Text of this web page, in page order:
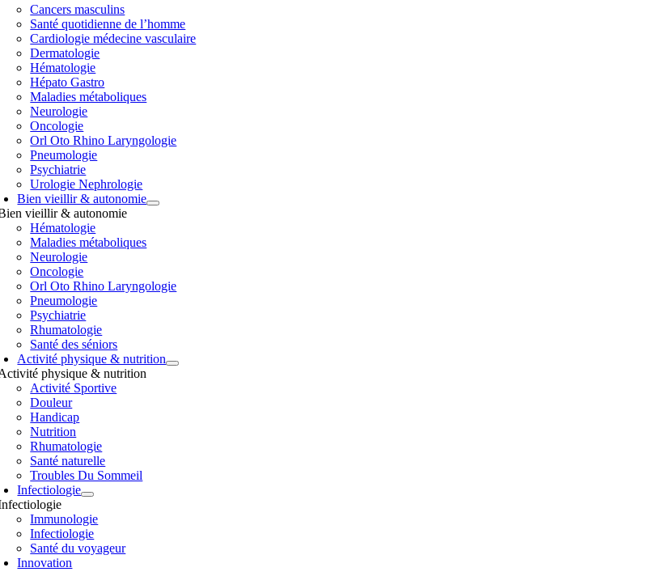
Cancers masculins
Santé quotidienne de l’homme
Cardiologie médecine vasculaire
Dermatologie
Hématologie
Hépato Gastro
Maladies métaboliques
Neurologie
Oncologie
Orl Oto Rhino Laryngologie
Pneumologie
Psychiatrie
Urologie Nephrologie
Bien vieillir & autonomie
vieillir & autonomie
Hématologie
Maladies métaboliques
Neurologie
Oncologie
Orl Oto Rhino Laryngologie
Pneumologie
Psychiatrie
Rhumatologie
Santé des séniors
Activité physique & nutrition
physique & nutrition
Activité Sportive
Douleur
Handicap
Nutrition
Rhumatologie
Santé naturelle
Troubles Du Sommeil
Infectiologie
Immunologie
Infectiologie
Santé du voyageur
Innovation